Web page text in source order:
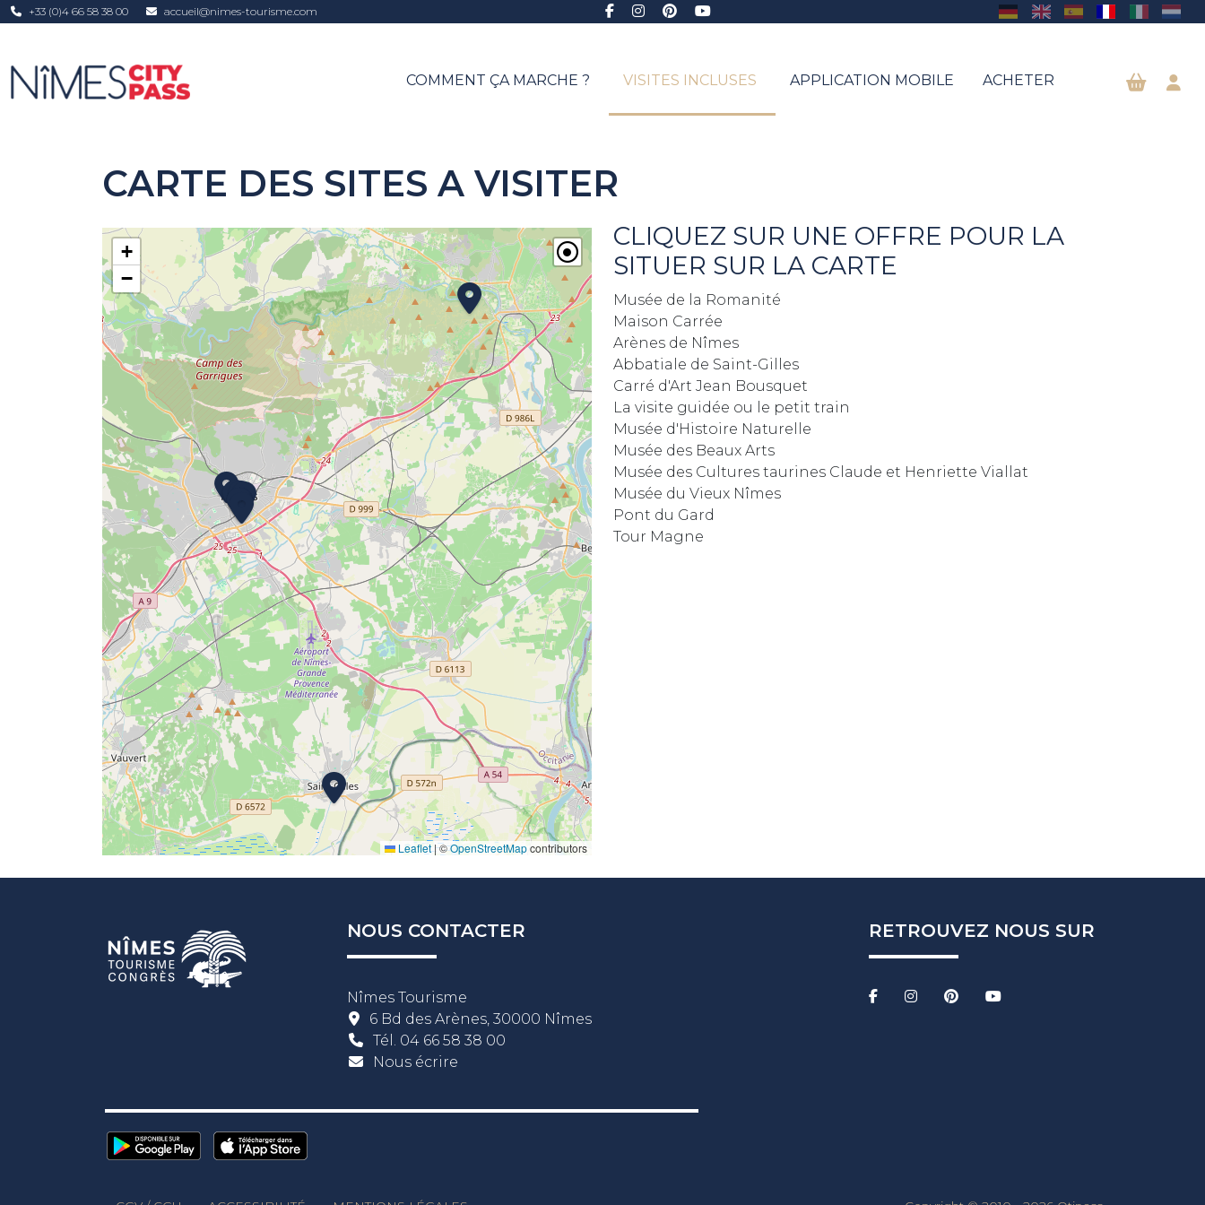
Aller au contenu principal
+33 (0)4 66 58 38 00 accueil@nimes-tourisme.com
COMMENT ÇA MARCHE ? VISITES INCLUSES APPLICATION MOBILE ACHETER
CARTE DES SITES A VISITER
+
−
Leaflet |©OpenStreetMapcontributors
CLIQUEZ SUR UNE OFFRE POUR LA
SITUER SUR LA CARTE
Musée de la Romanité
Maison Carrée
Arènes de Nîmes
Abbatiale de Saint-Gilles
Carré d'Art Jean Bousquet
La visite guidée ou le petit train
Musée d'Histoire Naturelle
Musée des Beaux Arts
Musée des Cultures taurines Claude et Henriette Viallat
Musée du Vieux Nîmes
Pont du Gard
Tour Magne
NOUS CONTACTER
Nîmes Tourisme
6 Bd des Arènes, 30000 Nîmes
Tél. 04 66 58 38 00
Nous écrire
RETROUVEZ NOUS SUR